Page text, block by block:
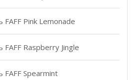
FAFF Pink Lemonade
FAFF Raspberry Jingle
FAFF Spearmint